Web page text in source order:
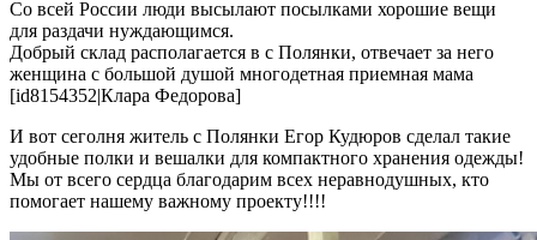
Со всей России люди высылают посылками хорошие вещи
для раздачи нуждающимся.
Добрый склад располагается в с Полянки, отвечает за него
женщина с большой душой многодетная приемная мама
[id8154352|Клара Федорова]
И вот сеголня житель с Полянки Егор Кудюров сделал такие
удобные полки и вешалки для компактного хранения одежды!
Мы от всего сердца благодарим всех неравнодушных, кто
помогает нашему важному проекту!!!!